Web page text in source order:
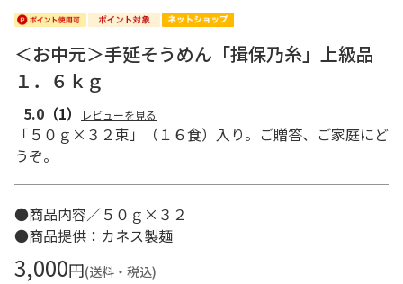
＜お中元＞手延そうめん「揖保乃糸」上級品
１．６ｋｇ
5.0 （1） レビューを見る
「５０ｇ×３２束」（１６食）入り。ご贈答、ご家庭にど
うぞ。
●商品内容／５０ｇ×３２
●商品提供：カネス製麺
3,000円(送料・税込)